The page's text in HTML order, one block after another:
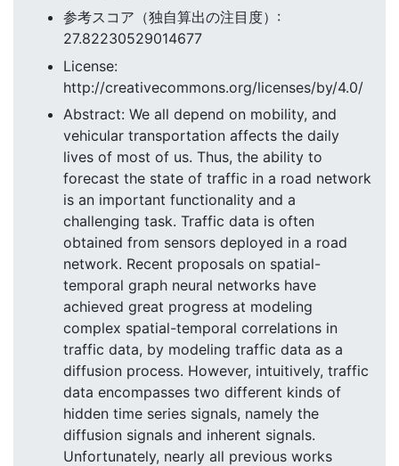
参考スコア（独自算出の注目度）:
27.82230529014677
License:
http://creativecommons.org/licenses/by/4.0/
Abstract: We all depend on mobility, and
vehicular transportation affects the daily
lives of most of us. Thus, the ability to
forecast the state of traffic in a road network
is an important functionality and a
challenging task. Traffic data is often
obtained from sensors deployed in a road
network. Recent proposals on spatial-
temporal graph neural networks have
achieved great progress at modeling
complex spatial-temporal correlations in
traffic data, by modeling traffic data as a
diffusion process. However, intuitively, traffic
data encompasses two different kinds of
hidden time series signals, namely the
diffusion signals and inherent signals.
Unfortunately, nearly all previous works